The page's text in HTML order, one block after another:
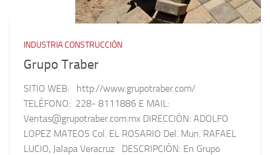
INDUSTRIA CONSTRUCCIÓN
Grupo Traber
SITIO WEB: http://www.grupotraber.com/
TELÉFONO: 228- 8111886 E MAIL:
Ventas@grupotraber.com.mx DIRECCIÓN: ADOLFO
LOPEZ MATEOS Col. EL ROSARIO Del. Mun. RAFAEL
LUCIO, Jalapa Veracruz DESCRIPCIÓN: En Grupo